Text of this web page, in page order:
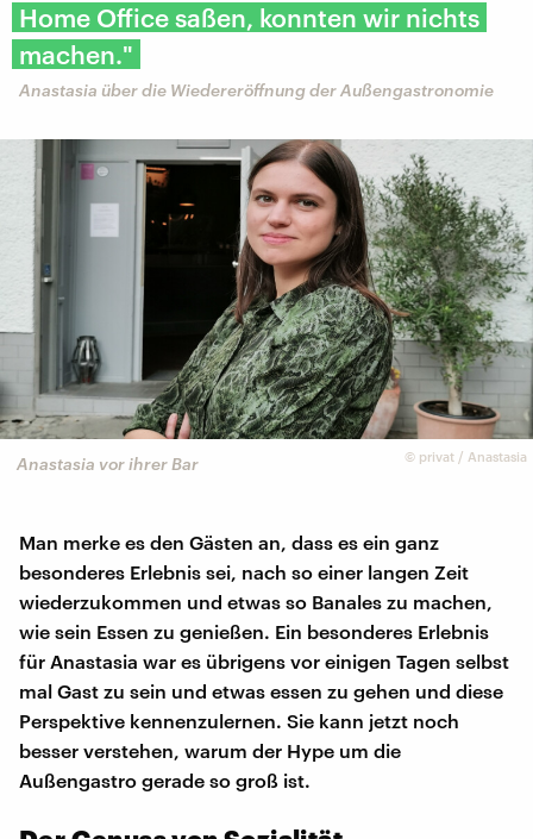
Home Office saßen, konnten wir nichts
machen."
Anastasia über die Wiedereröffnung der Außengastronomie
© privat / Anastasia
Anastasia vor ihrer Bar
Man merke es den Gästen an, dass es ein ganz
besonderes Erlebnis sei, nach so einer langen Zeit
wiederzukommen und etwas so Banales zu machen,
wie sein Essen zu genießen. Ein besonderes Erlebnis
für Anastasia war es übrigens vor einigen Tagen selbst
mal Gast zu sein und etwas essen zu gehen und diese
Perspektive kennenzulernen. Sie kann jetzt noch
besser verstehen, warum der Hype um die
Außengastro gerade so groß ist.